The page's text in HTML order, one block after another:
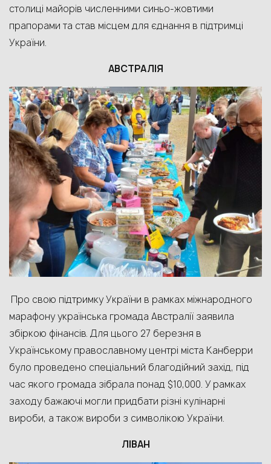
столиці майорів численними синьо-жовтими
прапорами та став місцем для єднання в підтримці
України.
АВСТРАЛІЯ
Про свою підтримку України в рамках міжнародного
марафону українська громада Австралії заявила
збіркою фінансів. Для цього 27 березня в
Українському православному центрі міста Канберри
було проведено спеціальний благодійний захід, під
час якого громада зібрала понад $10,000. У рамках
заходу бажаючі могли придбати різні кулінарні
вироби, а також вироби з символікою України.
ЛІВАН